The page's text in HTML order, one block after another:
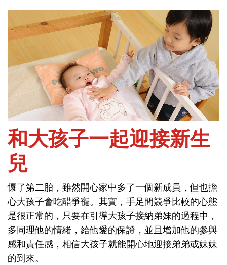
首頁 問健康-新生兒
和大孩子一起迎接新生
兒
懷了第二胎，雖然開心家中多了一個新成員，但也擔
心大孩子會吃醋爭寵。其實，手足間競爭比較的心態
是很正常的，只要在引導大孩子接納弟妹的過程中，
多同理他的情緒，給他愛的保證，並且增加他的參與
感和責任感，相信大孩子就能開心地迎接弟弟或妹妹
的到來。
和大孩子一起迎接新生
兒
懷了第二胎，雖然開心家中多了一個新成員，但也擔
心大孩子會吃醋爭寵。其實，手足間競爭比較的心態
是很正常的，只要在引導大孩子接納弟妹的過程中，